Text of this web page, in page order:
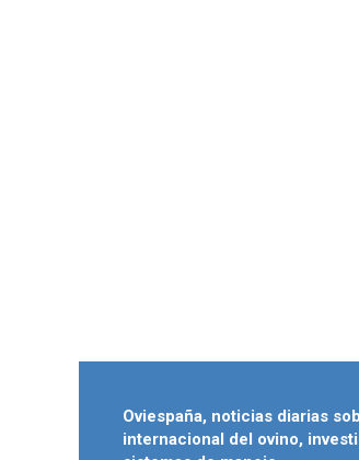
Oviespaña, noticias diarias
internacional del ovino,